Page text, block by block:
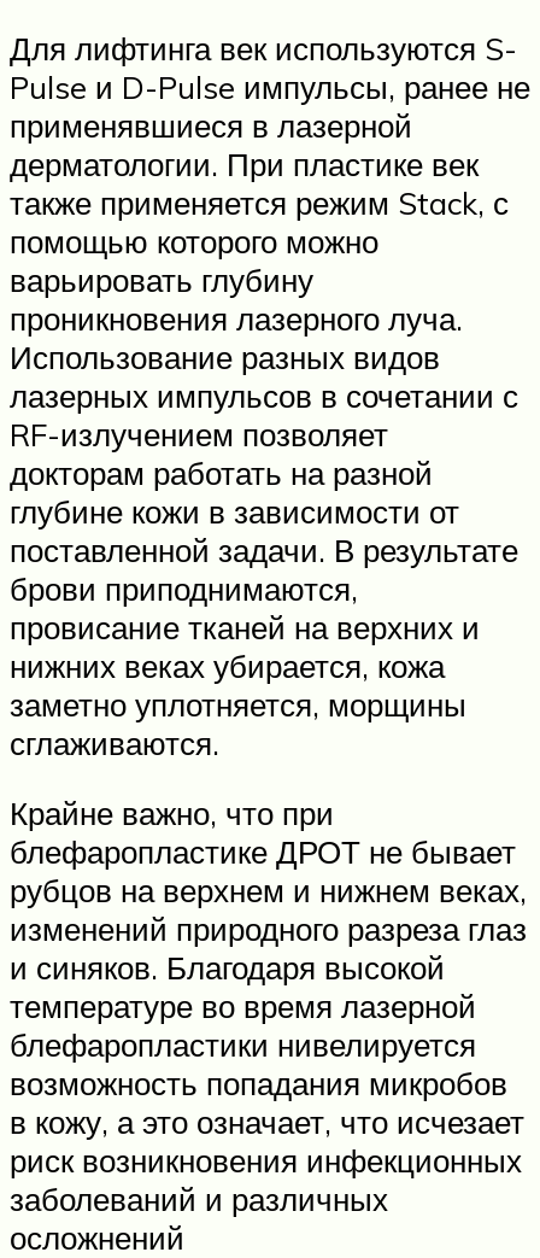
Для лифтинга век используются S-
Pulse и D-Pulse импульсы, ранее не
применявшиеся в лазерной
дерматологии. При пластике век
также применяется режим Stack, с
помощью которого можно
варьировать глубину
проникновения лазерного луча.
Использование разных видов
лазерных импульсов в сочетании с
RF-излучением позволяет
докторам работать на разной
глубине кожи в зависимости от
поставленной задачи. В результате
брови приподнимаются,
провисание тканей на верхних и
нижних веках убирается, кожа
заметно уплотняется, морщины
сглаживаются.
Крайне важно, что при
блефаропластике ДРОТ не бывает
рубцов на верхнем и нижнем веках,
изменений природного разреза глаз
и синяков. Благодаря высокой
температуре во время лазерной
блефаропластики нивелируется
возможность попадания микробов
в кожу, а это означает, что исчезает
риск возникновения инфекционных
заболеваний и различных
осложнений